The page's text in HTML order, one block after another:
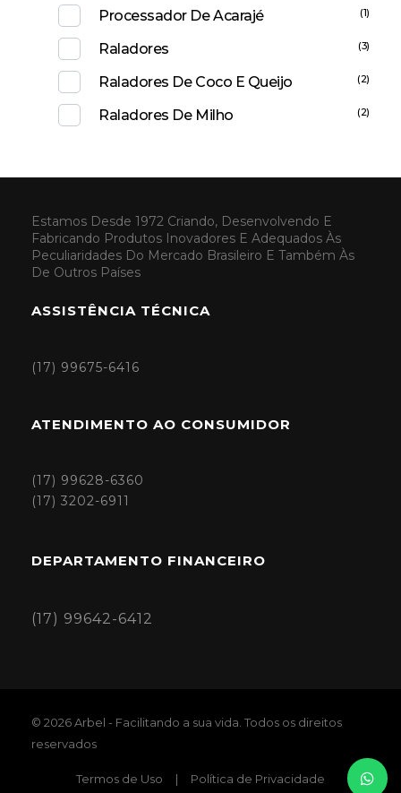
Processador De Acarajé (1)
Raladores (3)
Raladores De Coco E Queijo (2)
Raladores De Milho (2)
Estamos Desde 1972 Criando, Desenvolvendo E
Fabricando Produtos Inovadores E Adequados Às
Peculiaridades Do Mercado Brasileiro E Também Às
De Outros Países
ASSISTÊNCIA TÉCNICA
(17) 99675-6416
ATENDIMENTO AO CONSUMIDOR
(17) 99628-6360
(17) 3202-6911
DEPARTAMENTO FINANCEIRO
(17) 99642-6412
© 2026 Arbel - Facilitando a sua vida. Todos os direitos
reservados
Termos de Uso | Política de Privacidade